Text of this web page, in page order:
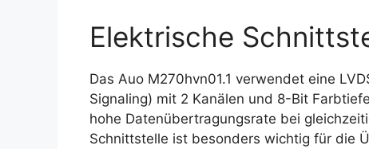
Elektrische
Das Auo M270hvn01.1 verwendet eine
Signaling) mit 2 Kanälen und 8-Bit
hohe Datenübertragungsrate bei
Schnittstelle ist besonders wichtig für die